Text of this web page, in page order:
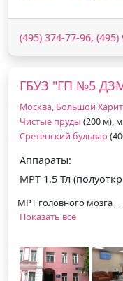
(495) 374-77-96,
ГБУЗ "ГП №5
Москва, Большой
Чистые пруды (200 м),
Сретенский бульвар
Аппараты:
МРТ 1.5 Тл
МРТ головного мозга
Показать все